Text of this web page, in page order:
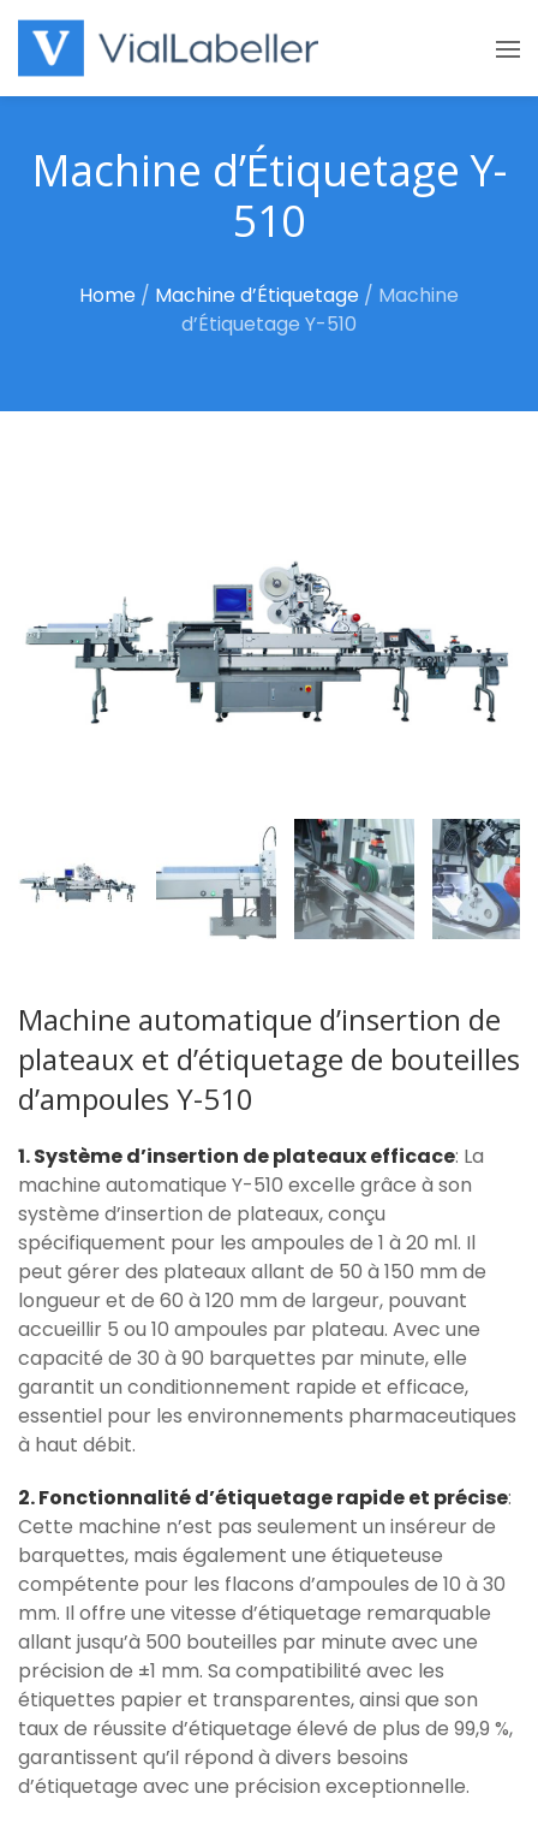
Skip
content
Machine d’Étiquetage Y-
510
Home / Machine d’Étiquetage / Machine
d’Étiquetage Y-510
Machine automatique d’insertion de
plateaux et d’étiquetage de bouteilles
d’ampoules Y-510
1. Système d’insertion de plateaux efficace: La
machine automatique Y-510 excelle grâce à son
système d’insertion de plateaux, conçu
spécifiquement pour les ampoules de 1 à 20 ml. Il
peut gérer des plateaux allant de 50 à 150 mm de
longueur et de 60 à 120 mm de largeur, pouvant
accueillir 5 ou 10 ampoules par plateau. Avec une
capacité de 30 à 90 barquettes par minute, elle
garantit un conditionnement rapide et efficace,
essentiel pour les environnements pharmaceutiques
à haut débit.
2. Fonctionnalité d’étiquetage rapide et précise:
Cette machine n’est pas seulement un inséreur de
barquettes, mais également une étiqueteuse
compétente pour les flacons d’ampoules de 10 à 30
mm. Il offre une vitesse d’étiquetage remarquable
allant jusqu’à 500 bouteilles par minute avec une
précision de ±1 mm. Sa compatibilité avec les
étiquettes papier et transparentes, ainsi que son
taux de réussite d’étiquetage élevé de plus de 99,9 %,
garantissent qu’il répond à divers besoins
d’étiquetage avec une précision exceptionnelle.